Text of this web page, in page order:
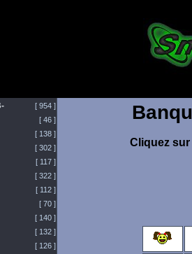
Cliquez
[ 954 ]
[ 46 ]
[ 138 ]
[ 302 ]
[ 117 ]
[ 322 ]
[ 112 ]
[ 70 ]
[ 140 ]
[ 132 ]
[ 126 ]